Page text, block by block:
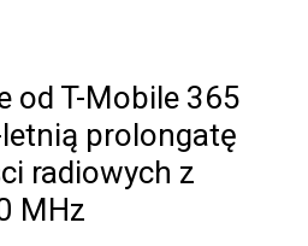
od T-Mobile 365
letnią prolongatę
radiowych z
MHz